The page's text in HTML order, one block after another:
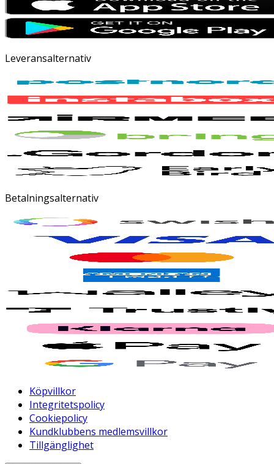
Leveransalternativ
Betalningsalternativ
Köpvillkor
Integritetspolicy
Cookiepolicy
Kundklubbens medlemsvillkor
Tillgänglighet